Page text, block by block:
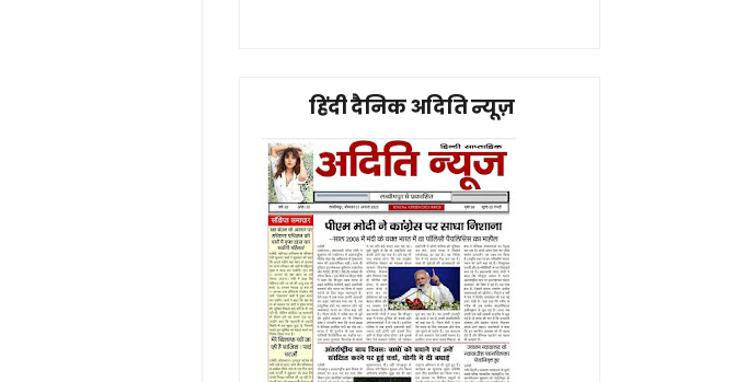
हिंदी दैनिक अदिति न्यूज़